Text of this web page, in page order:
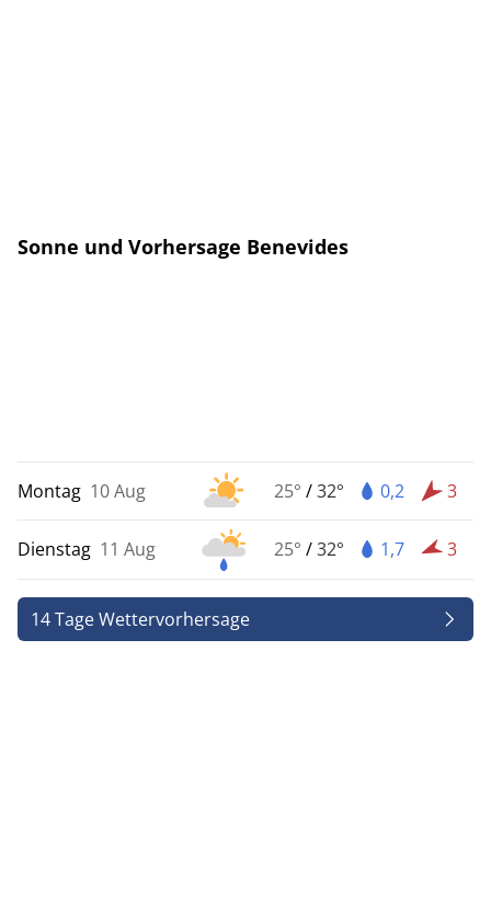
Sonne und Vorhersage Benevides
Montag 10 Aug 25° /32° 0,2 3
Dienstag 11 Aug 25° /32° 1,7 3
14 Tage Wettervorhersage